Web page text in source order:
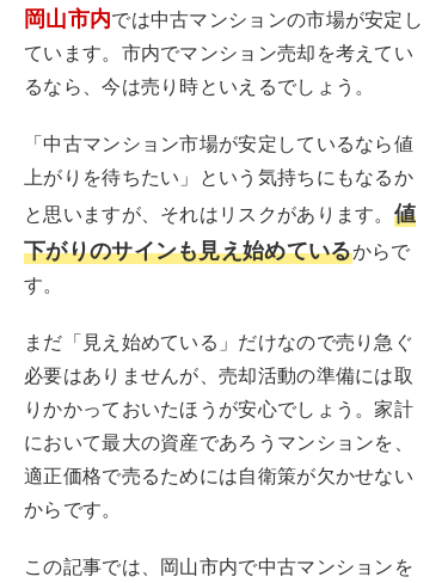
岡山市内では中古マンションの市場が安定し
ています。市内でマンション売却を考えてい
るなら、今は売り時といえるでしょう。
「中古マンション市場が安定しているなら値
上がりを待ちたい」という気持ちにもなるか
と思いますが、それはリスクがあります。 値
下がりのサインも見え始めているからで
す。
まだ「見え始めている」だけなので売り急ぐ
必要はありませんが、売却活動の準備には取
りかかっておいたほうが安心でしょう。家計
において最大の資産であろうマンションを、
適正価格で売るためには自衛策が欠かせない
からです。
この記事では、岡山市内で中古マンションを